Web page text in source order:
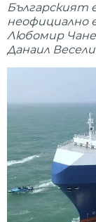
Българският
неофициално
Любомир
Данаил